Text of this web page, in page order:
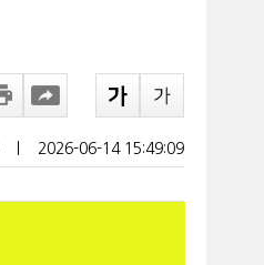
2026-06-14 15:49:09